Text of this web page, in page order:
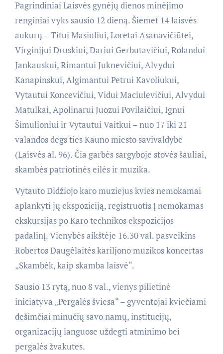
Pagrindiniai Laisvės gynėjų dienos minėjimo
renginiai vyks sausio 12 dieną. Šiemet 14 laisvės
aukurų – Titui Masiuliui, Loretai Asanavičiūtei,
Virginijui Druskiui, Dariui Gerbutavičiui, Rolandui
Jankauskui, Rimantui Juknevičiui, Alvydui
Kanapinskui, Algimantui Petrui Kavoliukui,
Vytautui Koncevičiui, Vidui Maciulevičiui, Alvydui
Matulkai, Apolinarui Juozui Povilaičiui, Ignui
Šimulioniui ir Vytautui Vaitkui – nuo 17 iki 21
valandos degs ties Kauno miesto savivaldybe
(Laisvės al. 96). Čia garbės sargyboje stovės šauliai,
skambės patriotinės eilės ir muzika.
Vytauto Didžiojo karo muziejus kvies nemokamai
aplankyti jų ekspoziciją, registruotis į nemokamas
ekskursijas po Karo technikos ekspozicijos
padalinį. Vienybės aikštėje 16.30 val. pasveikins
Robertos Daugėlaitės kariljono muzikos koncertas
„Skambėk, kaip skamba laisvė“.
Sausio 13 rytą, nuo 8 val., vienys pilietinė
iniciatyva „Pergalės šviesa“ – gyventojai kviečiami
dešimčiai minučių savo namų, institucijų,
organizacijų languose uždegti atminimo bei
pergalės žvakutes.